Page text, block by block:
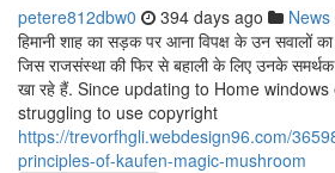
petere812dbw0 394 days ago News
हिमानी शाह का सड़क पर आना विपक्ष के उन सवालों
जिस राजसंस्था की फिर से बहाली के लिए उनके
खा रहे हैं. Since updating to Home
struggling to use copyright
https://trevorfhgli.webdesign96.com/
principles-of-kaufen-magic-mushroom